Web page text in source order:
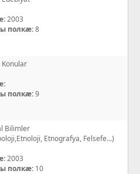
2003
полкæ:8
полкæ:9
Bilimler
Etnografya, Felsefe...)
2003
полкæ: 10